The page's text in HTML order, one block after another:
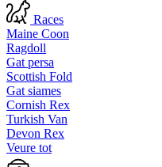
Races
Maine Coon
Ragdoll
Gat persa
Scottish Fold
Gat siames
Cornish Rex
Turkish Van
Devon Rex
Veure tot